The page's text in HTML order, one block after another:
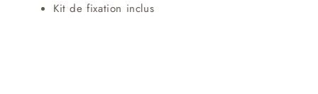
Kit de fixation inclus